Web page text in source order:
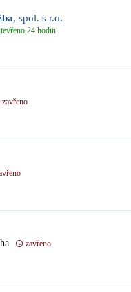
, spol. s r.o.
24 hodin
zavřeno
zavřeno